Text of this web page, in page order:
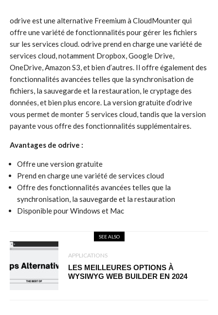
odrive est une alternative Freemium à CloudMounter qui
offre une variété de fonctionnalités pour gérer les fichiers
sur les services cloud. odrive prend en charge une variété de
services cloud, notamment Dropbox, Google Drive,
OneDrive, Amazon S3, et bien d’autres. Il offre également des
fonctionnalités avancées telles que la synchronisation de
fichiers, la sauvegarde et la restauration, le cryptage des
données, et bien plus encore. La version gratuite d’odrive
vous permet de monter 5 services cloud, tandis que la version
payante vous offre des fonctionnalités supplémentaires.
Avantages de odrive :
Offre une version gratuite
Prend en charge une variété de services cloud
Offre des fonctionnalités avancées telles que la
synchronisation, la sauvegarde et la restauration
Disponible pour Windows et Mac
SEE ALSO
APPLICATIONS
LES MEILLEURES OPTIONS À
WYSIWYG WEB BUILDER EN 2024